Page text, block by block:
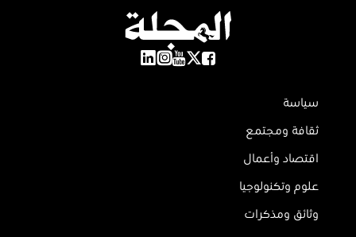
سياسة
ثقافة ومجتمع
اقتصاد وأعمال
علوم وتكنولوجيا
وثائق ومذكرات